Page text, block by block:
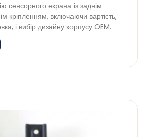
сенсорного екрана із заднім
кріпленням, включаючи вартість,
і вибір дизайну корпусу OEM.